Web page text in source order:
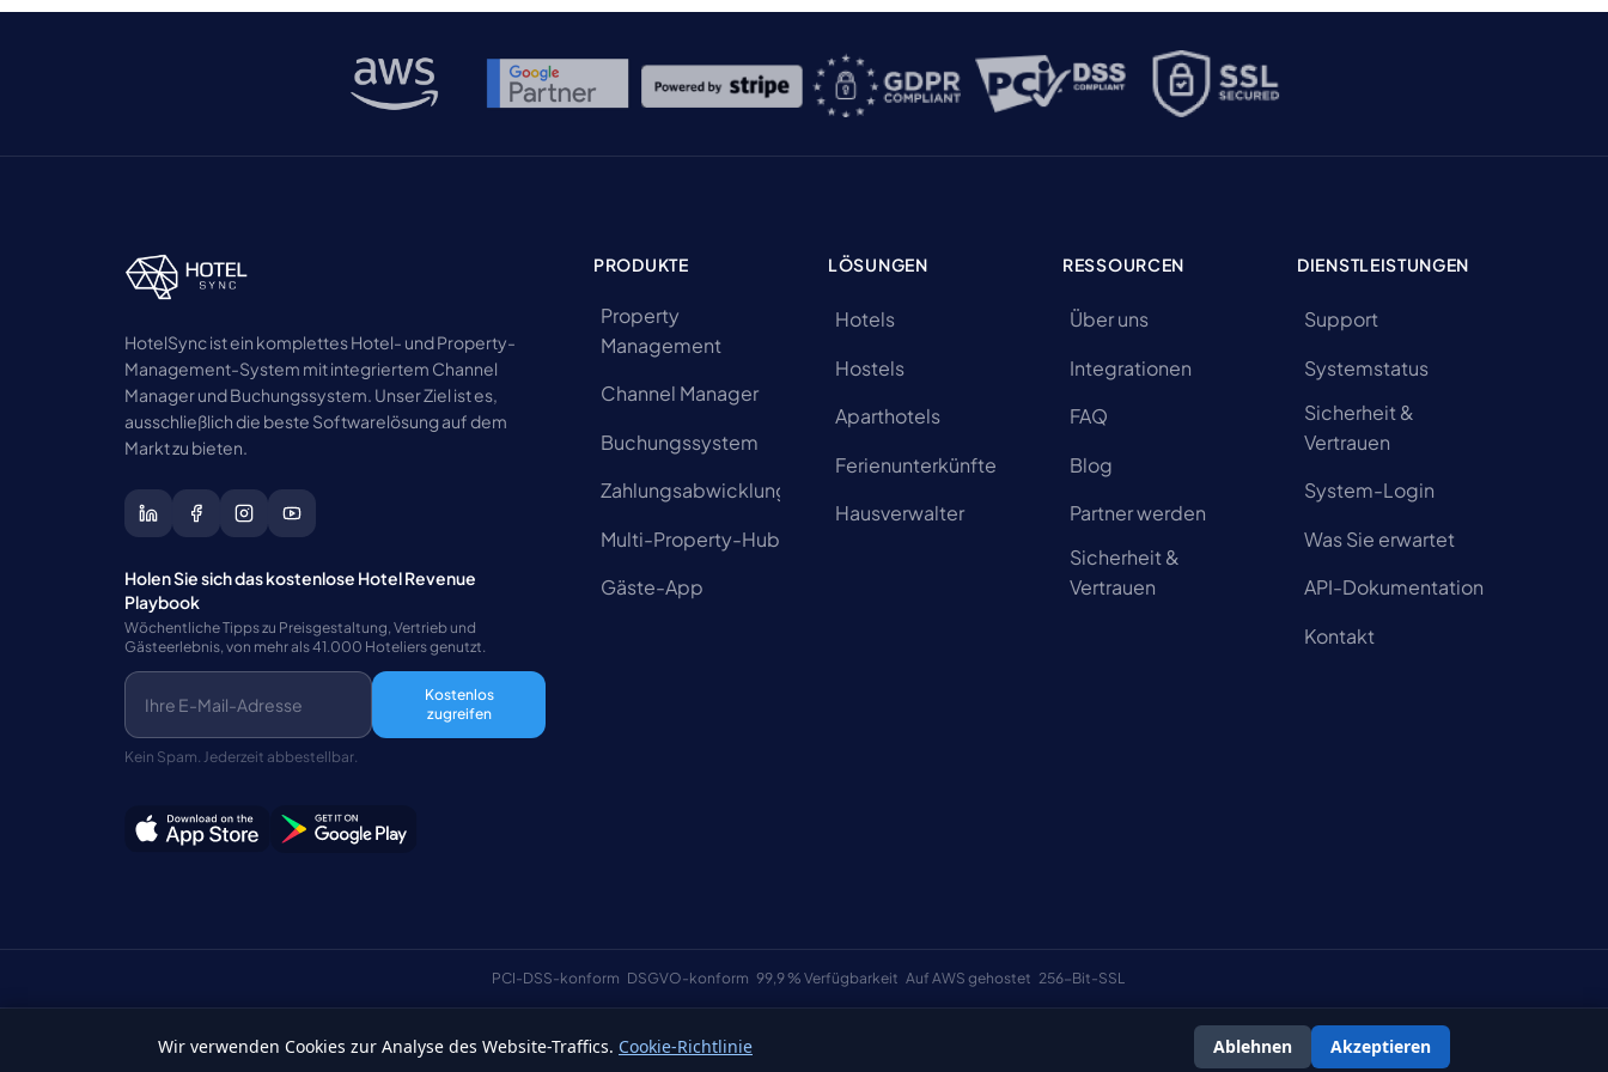
Hotels direkt auf den Umsatz aus. Eine gut
Abhängigkeit von OTAs zu verringern und
gleichzeitig kaufbereite Gäste anzuziehen. In
HotelSync ist ein komplettes Hotel- und Property-
Management-System mit integriertem Channel
Manager und Buchungssystem. Unser Ziel ist es,
ausschließlich die beste Softwarelösung auf dem
Markt zu bieten.
Holen Sie sich das kostenlose Hotel Revenue
Playbook
Wöchentliche Tipps zu Preisgestaltung, Vertrieb und
Gästeerlebnis, von mehr als 41.000 Hoteliers genutzt.
Kostenlos
zugreifen
Kein Spam. Jederzeit abbestellbar.
PRODUKTE
Property
Management
Channel Manager
Buchungssystem
Zahlungsabwicklung
Multi-Property-Hub
Gäste-App
LÖSUNGEN
Hotels
Hostels
Aparthotels
Ferienunterkünfte
Hausverwalter
RESSOURCEN
Über uns
Integrationen
FAQ
Blog
Partner werden
Sicherheit &
Vertrauen
DIENSTLEISTUNGEN
Support
Systemstatus
Sicherheit &
Vertrauen
System-Login
Was Sie erwartet
API-Dokumentation
Kontakt
PCI-DSS-konform DSGVO-konform 99,9 % Verfügbarkeit Auf AWS gehostet 256-Bit-SSL
©Copyright 2026 HotelSync. Alle Rechte vorbehalten. DatenschutzerklärungCookie-Richtlinie
Wir verwenden Cookies zur Analyse des Website-Traffics. Cookie-Richtlinie Ablehnen Akzeptieren